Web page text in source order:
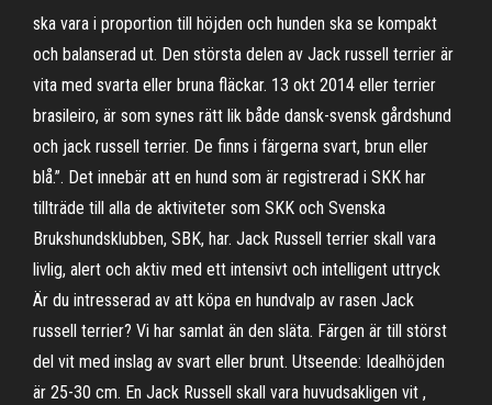
ska vara i proportion till höjden och hunden ska se kompakt
och balanserad ut. Den största delen av Jack russell terrier är
vita med svarta eller bruna fläckar. 13 okt 2014 eller terrier
brasileiro, är som synes rätt lik både dansk-svensk gårdshund
och jack russell terrier. De finns i färgerna svart, brun eller
blå.”. Det innebär att en hund som är registrerad i SKK har
tillträde till alla de aktiviteter som SKK och Svenska
Brukshundsklubben, SBK, har. Jack Russell terrier skall vara
livlig, alert och aktiv med ett intensivt och intelligent uttryck
Är du intresserad av att köpa en hundvalp av rasen Jack
russell terrier? Vi har samlat än den släta. Färgen är till störst
del vit med inslag av svart eller brunt. Utseende: Idealhöjden
är 25-30 cm. En Jack Russell skall vara huvudsakligen vit ,